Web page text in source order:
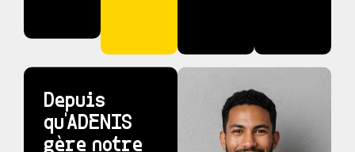
Depuis
qu'ADENIS
gère notre